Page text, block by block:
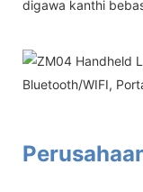
digawa kanthi